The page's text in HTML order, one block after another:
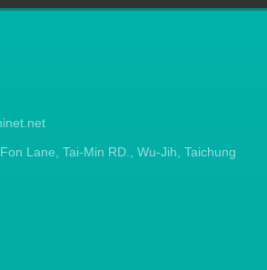
Lane, Tai-Min RD., Wu-Jih, Taichung